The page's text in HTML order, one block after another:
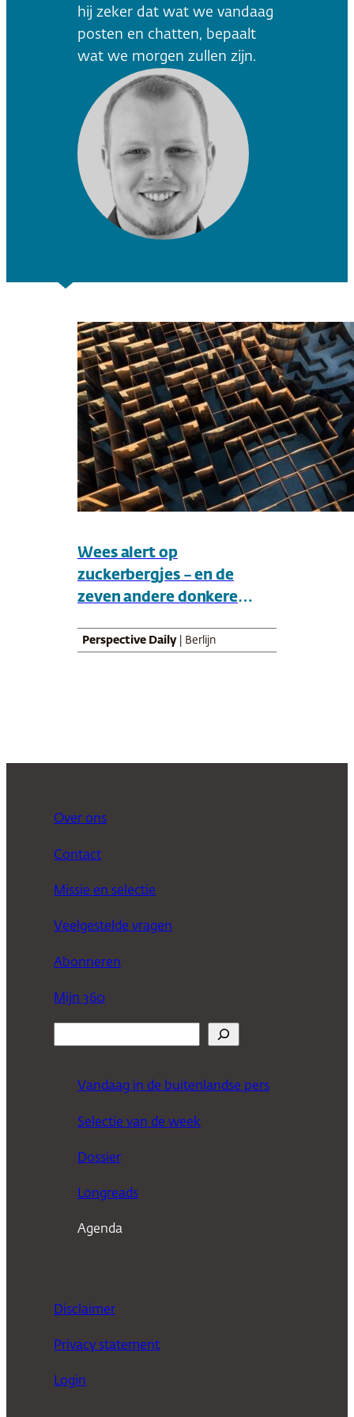
hij zeker dat wat we vandaag
posten en chatten, bepaalt
wat we morgen zullen zijn.
Wees alert op
zuckerbergjes – en de
zeven andere donkere
Perspective Daily| Berlijn
Over ons
Contact
Missie en selectie
Veelgestelde vragen
Abonneren
Mijn 360
Vandaag in de buitenlandse pers
Selectie van de week
Dossier
Longreads
Agenda
Disclaimer
Privacy statement
Login